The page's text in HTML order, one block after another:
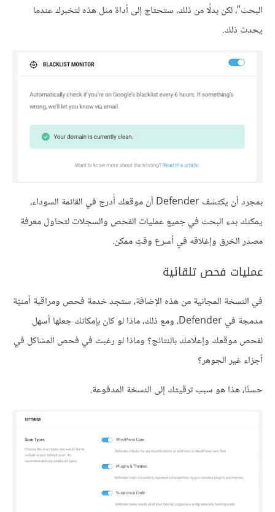
البحث”، لكن بدلًا من ذلك، ستحتاج إلى أداة مثل هذه لتخبرك عندما
يحدث ذلك.
بمجرد أن يكتشف Defender أن موقعك أُدرج في القائمة السوداء،
يمكنك بدء البحث في جميع عمليات الفحص والسجلات لتحاول معرفة
مصدر الخرق وإغلاقه في أسرع وقتٍ ممكن.
عمليات فحص تلقائية
في النسخة المجانية من هذه الإضافة، ستجد خدمة فحص ومراقبة أمنيّة
مدمجة في Defender، ومع ذلك، ماذا لو كان بإمكانك جعلها أسهل
لفحص موقعك وإعلامك بالنتائج؟ وماذا لو رغبت في فحص المشاكل في
أجزاء غير الجوهر؟
حسنًا، هذا هو سبب ترقيتك إلى النسخة المدفوعة.